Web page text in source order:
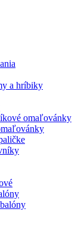
a hríbiky
omaľovánky